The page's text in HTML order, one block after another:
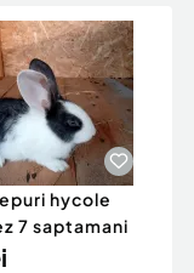
hycole
7 saptamani